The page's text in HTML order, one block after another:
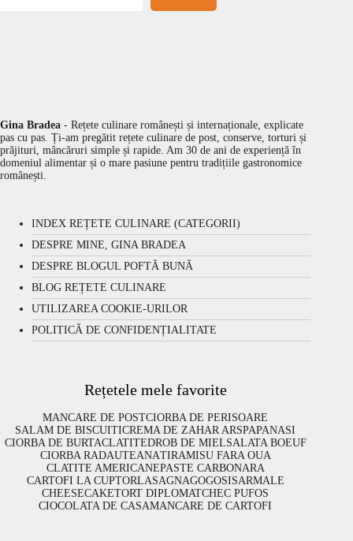
Gina Bradea - Rețete culinare românești și internaționale, explicate
pas cu pas. Ți-am pregătit rețete culinare de post, conserve, torturi și
prăjituri, mâncăruri simple și rapide. Am 30 de ani de experiență în
domeniul alimentar și o mare pasiune pentru tradițiile gastronomice
românești.
INDEX REȚETE CULINARE (CATEGORII)
DESPRE MINE, GINA BRADEA
DESPRE BLOGUL POFTĂ BUNĂ
BLOG REȚETE CULINARE
UTILIZAREA COOKIE-URILOR
POLITICĂ DE CONFIDENȚIALITATE
Rețetele mele favorite
MANCARE DE POSTCIORBA DE PERISOARE
SALAM DE BISCUITICREMA DE ZAHAR ARSPAPANASI
CIORBA DE BURTACLATITEDROB DE MIELSALATA BOEUF
CIORBA RADAUTEANATIRAMISU FARA OUA
CLATITE AMERICANEPASTE CARBONARA
CARTOFI LA CUPTORLASAGNAGOGOSISARMALE
CHEESECAKETORT DIPLOMATCHEC PUFOS
CIOCOLATA DE CASAMANCARE DE CARTOFI